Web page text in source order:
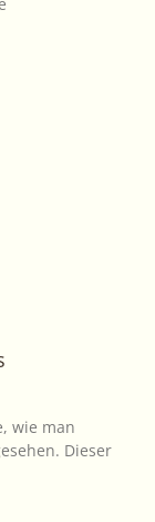
wie man
Dieser